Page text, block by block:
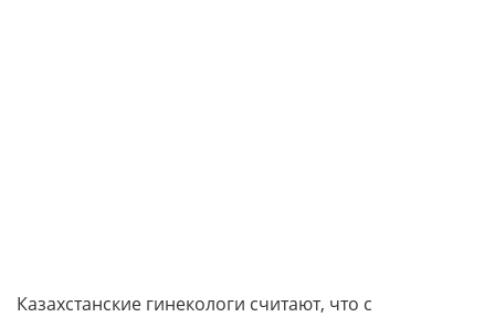
Казахстанские гинекологи считают, что с